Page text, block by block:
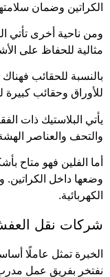
الكراتين وضمان
ومن ناحية أخرى تأتي
مثالية للحفاظ على
بالنسبة للحقائب
للأوراق وحقائب كبيرة
يأتي البلاستيك ذات
والتحف والعناصر
أما الفلين فهو متاح
وضعها داخل الكراتين.
الكهربائية.
شركات نقل
الخبرة تمثل عاملًا
نفتخر بفريق عمل